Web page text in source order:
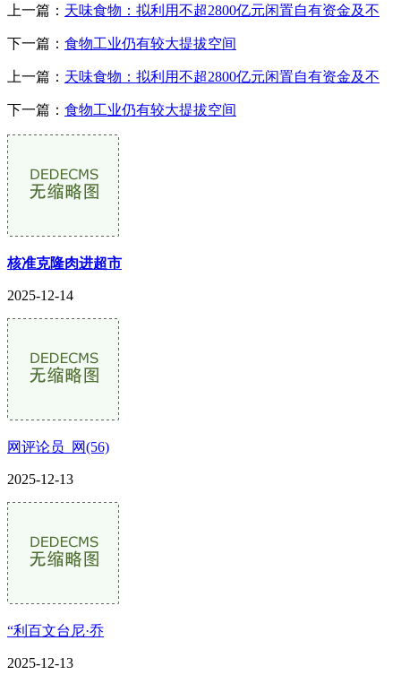
上一篇： 天味食物：拟利用不超2800亿元闲置自有资金及不
下一篇： 食物工业仍有较大提拔空间
上一篇： 天味食物：拟利用不超2800亿元闲置自有资金及不
下一篇： 食物工业仍有较大提拔空间
核准克隆肉进超市
2025-12-14
网评论员_网(56)
2025-12-13
“利百文台尼·乔
2025-12-13